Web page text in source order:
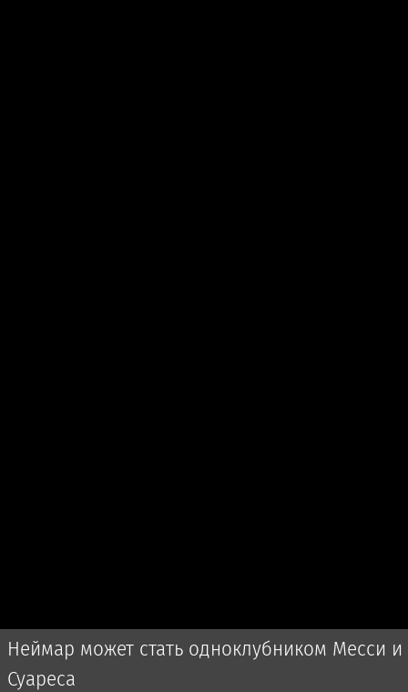
Неймар может стать одноклубником Месси и
Суареса